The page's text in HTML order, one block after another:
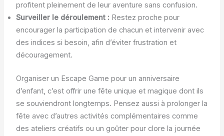
profitent pleinement de leur aventure sans confusion.
Surveiller le déroulement : Restez proche pour
encourager la participation de chacun et intervenir avec
des indices si besoin, afin d’éviter frustration et
découragement.
Organiser un Escape Game pour un anniversaire
d’enfant, c’est offrir une fête unique et magique dont ils
se souviendront longtemps. Pensez aussi à prolonger la
fête avec d’autres activités complémentaires comme
des ateliers créatifs ou un goûter pour clore la journée